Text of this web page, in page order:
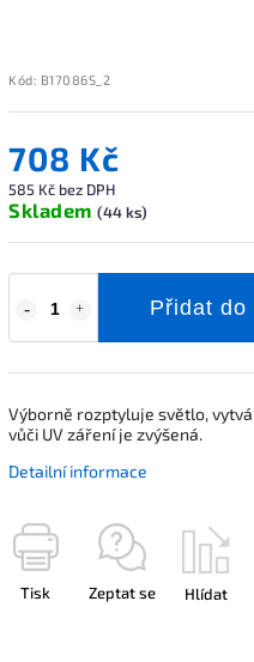
Kód: B17086S_2
708 Kč
585 Kč bez DPH
Skladem (44 ks)
Přidat do
Výborně rozptyluje světlo,
vůči UV záření je zvýšená.
Detailní informace
Tisk Zeptat se Hlídat